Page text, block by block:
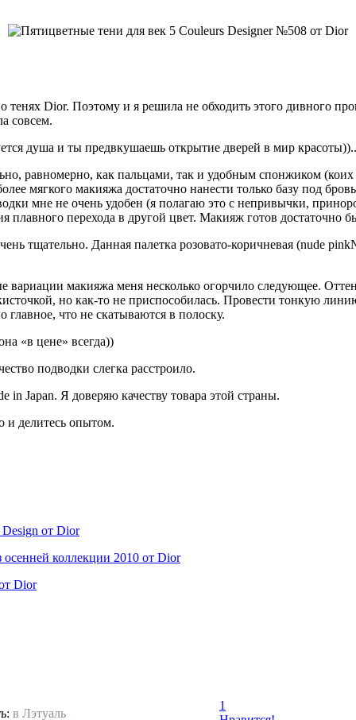
Dior. Поэтому и я решила не обходить этого дивного
совсем.
душа и ты предвкушаешь открытие дверей в мир красоты))..
равномерно, как пальцами, так и удобным спонжиком
мягкого макияжа достаточно нанести только базу под
мне не очень удобен (я полагаю это с непривычки,
плавного перехода в другой цвет. Макияж готов достаточно
тщательно. Данная палетка розовато-коричневая (nude
вариации макияжа меня несколько огорчило следующее.
но как-то не приспособилась. Провести тонкую
что не скатываются в полоску.
«в цене» всегда))
подводки слегка расстроило.
in Japan. Я доверяю качеству товара этой страны.
и делитесь опытом.
Design от Dior
коллекции 2010 от Dior
Dior
в Лэтуаль
1